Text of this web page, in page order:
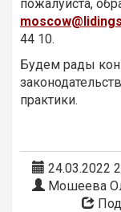
пожалуйста,
44 10.
Будем рады
практики.
24.03.2022
Мошеева